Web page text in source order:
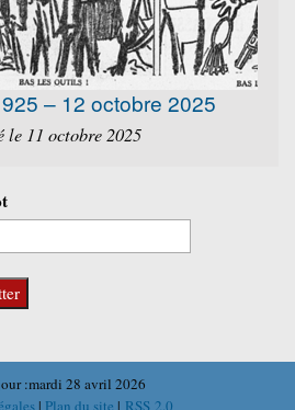
– 12 octobre 2025
le 11 octobre 2025
:mardi 28 avril 2026
| Plan du site | RSS 2.0